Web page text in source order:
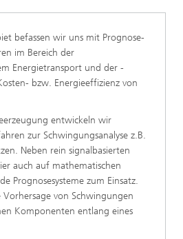
befassen wir uns mit Prognose-
im Bereich der
Energietransport und der -
bzw. Energieeffizienz von
entwickeln wir
zur Schwingungsanalyse z.B.
Neben rein signalbasierten
auch auf mathematischen
Prognosesysteme zum Einsatz.
Vorhersage von Schwingungen
Komponenten entlang eines